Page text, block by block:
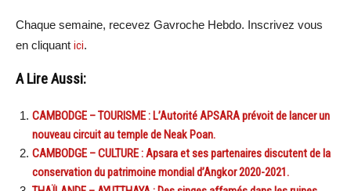
Chaque semaine, recevez Gavroche Hebdo. Inscrivez vous
en cliquant ici.
A Lire Aussi:
CAMBODGE – TOURISME : L’Autorité APSARA prévoit de lancer un
nouveau circuit au temple de Neak Poan.
CAMBODGE – CULTURE : Apsara et ses partenaires discutent de la
conservation du patrimoine mondial d’Angkor 2020-2021.